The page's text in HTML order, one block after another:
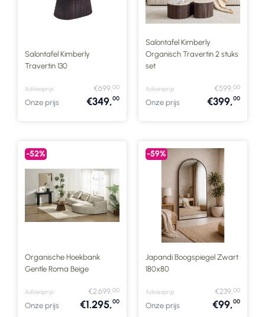
Salontafel Kimberly
Travertin 130
Adviesprijs €699,00
Onze prijs €349,00
Salontafel Kimberly
Organisch Travertin 2 stuks
set
Adviesprijs €599,00
Onze prijs €399,00
-52%
Organische Hoekbank
Gentle Roma Beige
Adviesprijs €2.699,00
Onze prijs €1.295,00
-59%
Japandi Boogspiegel Zwart
180x80
Adviesprijs €239,00
Onze prijs €99,00